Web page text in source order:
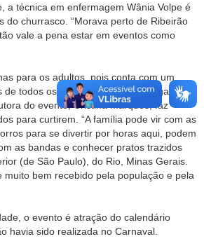
a técnica em enfermagem Wânia Volpe é
do churrasco. “Morava perto de Ribeirão
vale a pena estar em eventos como
para os adultos, pois conta com um
todos os tipos, máquinas de pegar
do evento, Cristina Marques, faz
para curtirem. “A família pode vir com as
para se divertir por horas aqui, podem
as bandas e conhecer pratos trazidos
(de São Paulo), do Rio, Minas Gerais.
muito bem recebido pela população e pela
o evento é atração do calendário
havia sido realizada no Carnaval.